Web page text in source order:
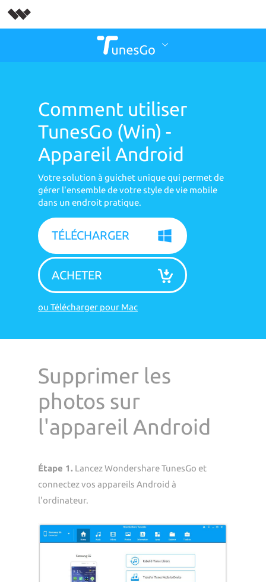
Comment utiliser
TunesGo (Win) -
Appareil Android
Votre solution à guichet unique qui permet de
gérer l'ensemble de votre style de vie mobile
dans un endroit pratique.
TÉLÉCHARGER
ACHETER
ou Télécharger pour Mac
Supprimer les
photos sur
l'appareil Android
Étape 1. Lancez Wondershare TunesGo et
connectez vos appareils Android à
l'ordinateur.